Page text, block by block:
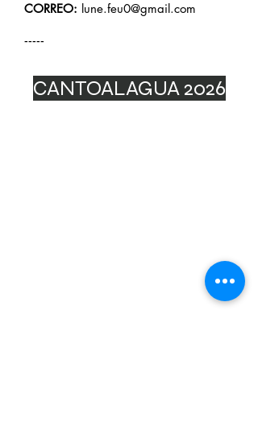
CORREO: lune.feu0@gmail.com
-----
CANTOALAGUA 2026